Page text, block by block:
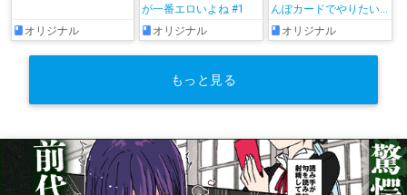
オリジナル
が一番エロいよね #1
オリジナル
んぽカードでやりたい
放題～
オリジナル
もっと見る